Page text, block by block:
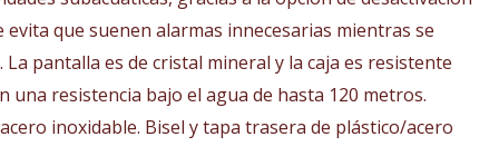
evita que suenen alarmas innecesarias mientras se
pantalla es de cristal mineral y la caja es resistente
una resistencia bajo el agua de hasta 120 metros.
inoxidable. Bisel y tapa trasera de plástico/acero